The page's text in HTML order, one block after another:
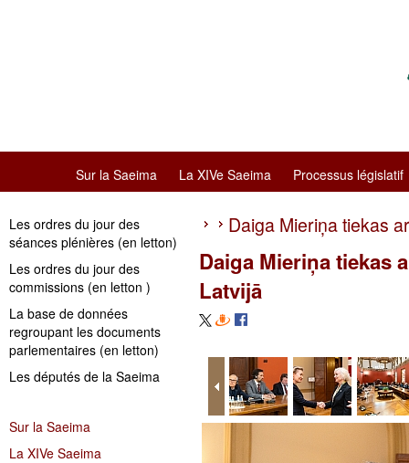
Sur la Saeima La XIVe Saeima Processus législatif
Les ordres du jour des
séances plénières (en letton)
Les ordres du jour des
commissions (en letton )
La base de données
regroupant les documents
parlementaires (en letton)
Les députés de la Saeima
Sur la Saeima
La XIVe Saeima
Daiga Mieriņa tiekas
Daiga Mieriņa tiekas
Latvijā